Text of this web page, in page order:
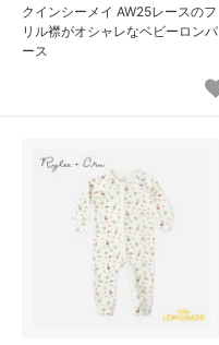
クインシーメイ AW25レースのフ
リル襟がオシャレなベビーロンパ
ース